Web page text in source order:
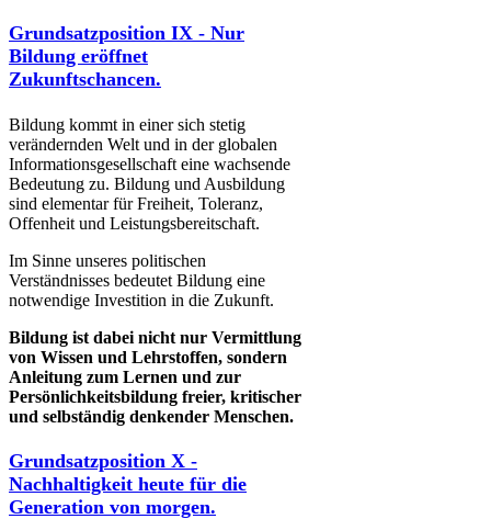
Grundsatzposition IX - Nur
Bildung eröffnet
Zukunftschancen.
Bildung kommt in einer sich stetig
verändernden Welt und in der globalen
Informationsgesellschaft eine wachsende
Bedeutung zu. Bildung und Ausbildung
sind elementar für Freiheit, Toleranz,
Offenheit und Leistungsbereitschaft.
Im Sinne unseres politischen
Verständnisses bedeutet Bildung eine
notwendige Investition in die Zukunft.
Bildung ist dabei nicht nur Vermittlung
von Wissen und Lehrstoffen, sondern
Anleitung zum Lernen und zur
Persönlichkeitsbildung freier, kritischer
und selbständig denkender Menschen.
Grundsatzposition X -
Nachhaltigkeit heute für die
Generation von morgen.